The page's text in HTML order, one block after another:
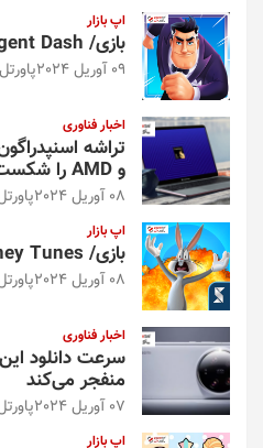
اپ بازار
بازی/ Agent Dash؛ سکه‌ها را جمع کنید
09 آوریل 2024 پاورتل
اخبار فناوری
و AMD را شکست داد
08 آوریل 2024
اپ بازار
بازی/ Looney Tunes؛ شهری بزرگ بسازید
08 آوریل 2024
اخبار فناوری
سرعت دانلود
منفجر می‌کند
07 آوریل 2024
اپ بازار